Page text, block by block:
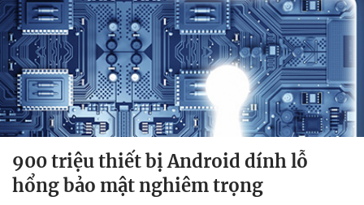
900 triệu thiết bị Android dính lỗ
hổng bảo mật nghiêm trọng